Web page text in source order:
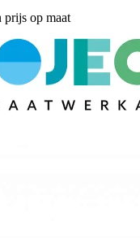
prijs op maat